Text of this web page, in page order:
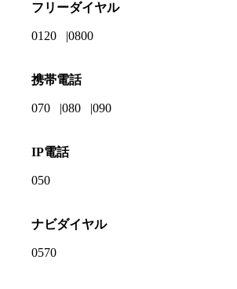
フリーダイヤル
0120 0800
携帯電話
070 080 090
IP電話
050
ナビダイヤル
0570